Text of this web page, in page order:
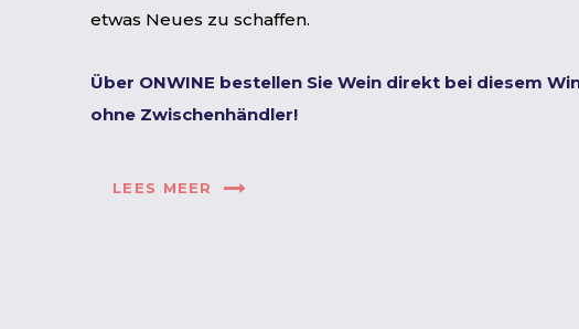
etwas Neues zu schaffen.
Über ONWINE bestellen Sie Wein direkt bei diesem
ohne Zwischenhändler!
LEES MEER